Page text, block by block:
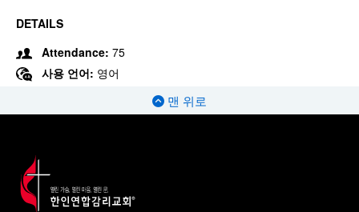
DETAILS
Attendance: 75
사용 언어: 영어
맨 위로